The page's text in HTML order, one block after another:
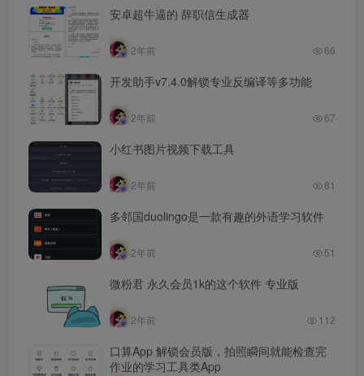
安卓超牛逼的 辞职信生成器
2年前 66
开发助手v7.4.0解锁专业反编译等多功能
2年前 67
小红书图片视频下载工具
2年前 81
多邻国duolingo是一款有趣的外语学习软件
2年前 51
微粉君 永久会员1k的这个软件 专业版
2年前 112
口算App 解锁会员版，拍照瞬间就能检查完
作业的学习工具类App